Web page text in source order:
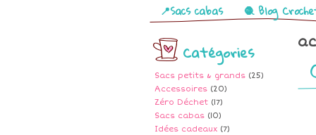
📍Sacs cabas
🧶 Blog
Catégories
Sacs petits & grands (25)
Accessoires (20)
Zéro Déchet (17)
Sacs cabas (10)
Idées cadeaux (7)